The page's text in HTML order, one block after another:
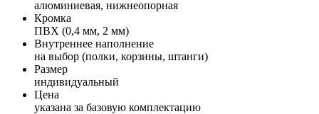
алюминиевая, нижнеопорная
Кромка
ПВХ (0,4 мм, 2 мм)
Внутреннее наполнение
на выбор (полки, корзины, штанги)
Размер
индивидуальный
Цена
указана за базовую комплектацию